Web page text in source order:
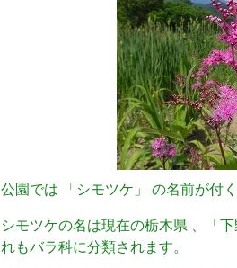
公園では 「シモツケ」 の名前が付
シモツケの名は現在の栃木県 、「
れもバラ科に分類されます。